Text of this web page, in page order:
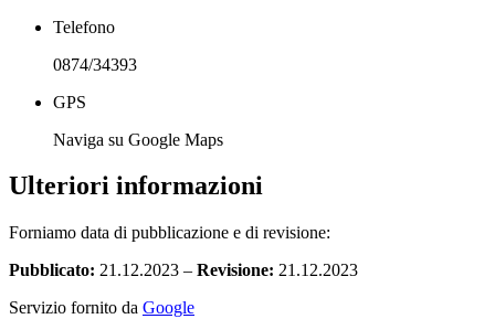
Telefono
0874/34393
GPS
Naviga su Google Maps
Ulteriori informazioni
Forniamo data di pubblicazione e di revisione:
Pubblicato: 21.12.2023 – Revisione: 21.12.2023
Servizio fornito da Google